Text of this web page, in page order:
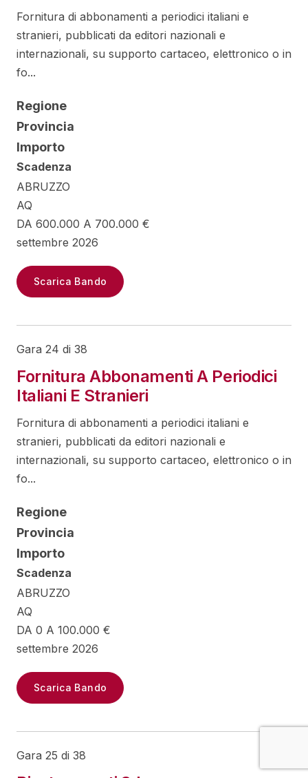
Fornitura di abbonamenti a periodici italiani e
stranieri, pubblicati da editori nazionali e
internazionali, su supporto cartaceo, elettronico o in
fo...
Regione
Provincia
Importo
Scadenza
ABRUZZO
AQ
DA 600.000 A 700.000 €
settembre 2026
Scarica Bando
Gara 24 di 38
Fornitura Abbonamenti A Periodici
Italiani E Stranieri
Fornitura di abbonamenti a periodici italiani e
stranieri, pubblicati da editori nazionali e
internazionali, su supporto cartaceo, elettronico o in
fo...
Regione
Provincia
Importo
Scadenza
ABRUZZO
AQ
DA 0 A 100.000 €
settembre 2026
Scarica Bando
Gara 25 di 38